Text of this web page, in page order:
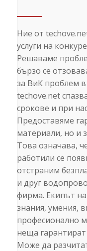
Ние от
услуги на
Решаваме
бързо се
за ВиК проблем
techove.net
срокове и при
Предоставяме
материали, но и
Това означава,
работили се
отстраним
и друг
фирма. Екипът
знания, умения,
професионално
неща
Може да